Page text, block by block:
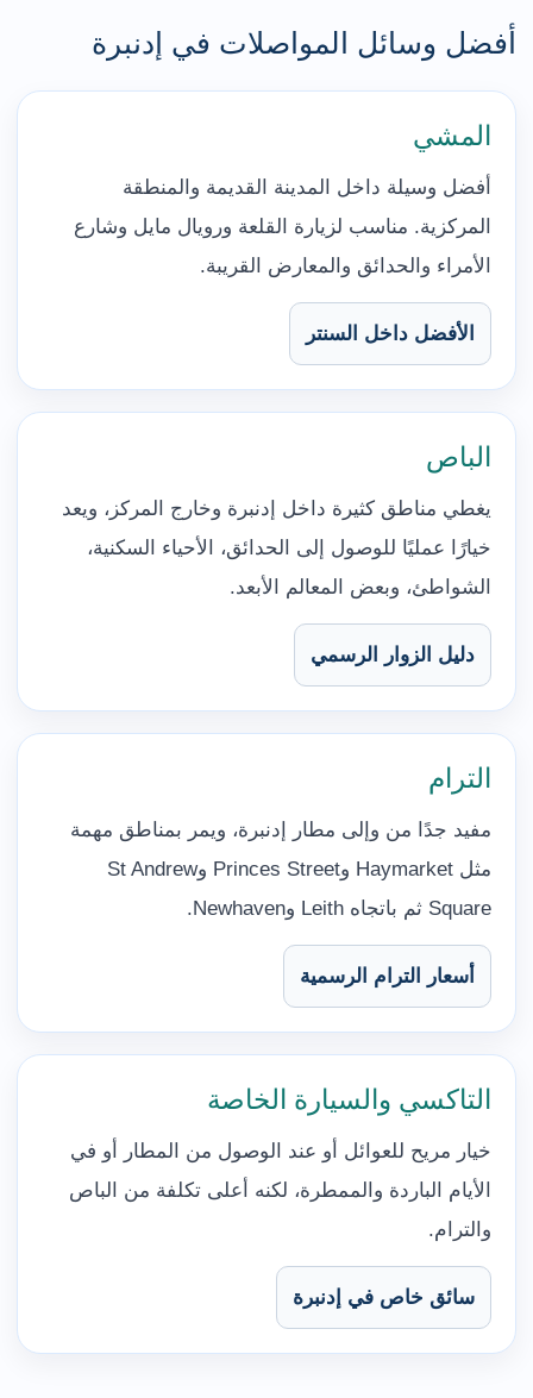
أفضل وسائل المواصلات في إدنبرة
المشي
أفضل وسيلة داخل المدينة القديمة والمنطقة
المركزية. مناسب لزيارة القلعة ورويال مايل وشارع
الأمراء والحدائق والمعارض القريبة.
الأفضل داخل السنتر
الباص
يغطي مناطق كثيرة داخل إدنبرة وخارج المركز، ويعد
خيارًا عمليًا للوصول إلى الحدائق، الأحياء السكنية،
الشواطئ، وبعض المعالم الأبعد.
دليل الزوار الرسمي
الترام
مفيد جدًا من وإلى مطار إدنبرة، ويمر بمناطق مهمة
مثل Haymarket وPrinces Street وSt Andrew
Square ثم باتجاه Leith وNewhaven.
أسعار الترام الرسمية
التاكسي والسيارة الخاصة
خيار مريح للعوائل أو عند الوصول من المطار أو في
الأيام الباردة والممطرة، لكنه أعلى تكلفة من الباص
والترام.
سائق خاص في إدنبرة